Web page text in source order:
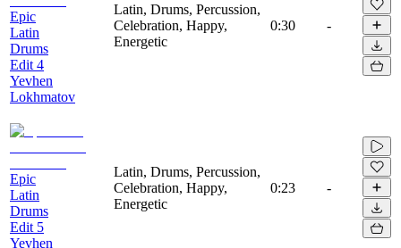
Epic
Latin
Drums
Edit 4
Yevhen
Lokhmatov
Latin, Drums, Percussion,
Celebration, Happy,
Energetic
0:30 -
Epic
Latin
Drums
Edit 5
Yevhen
Latin, Drums, Percussion,
Celebration, Happy,
Energetic
0:23 -